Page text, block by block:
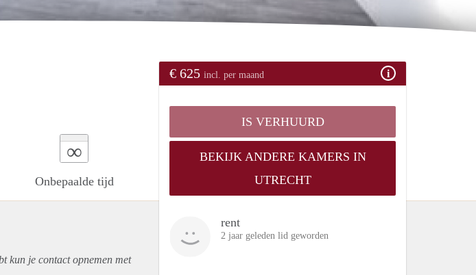
∞
Onbepaalde tijd
€ 625 incl. per maand
IS VERHUURD
BEKIJK ANDERE KAMERS IN
UTRECHT
rent
2 jaar geleden lid geworden
kun je contact opnemen met